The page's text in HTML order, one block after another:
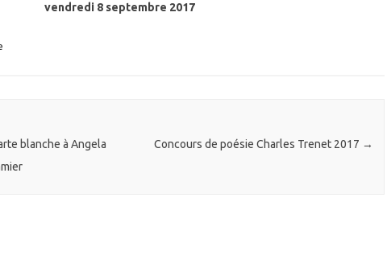
vendredi 8 septembre 2017
blanche à Angela
Concours de poésie Charles Trenet 2017 →